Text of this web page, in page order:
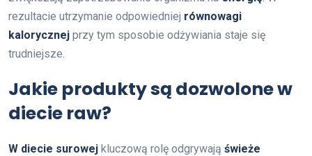
rezultacie utrzymanie odpowiedniej równowagi
kalorycznej przy tym sposobie odżywiania staje się
trudniejsze.
Jakie produkty są dozwolone w
diecie raw?
W diecie surowej kluczową rolę odgrywają świeże